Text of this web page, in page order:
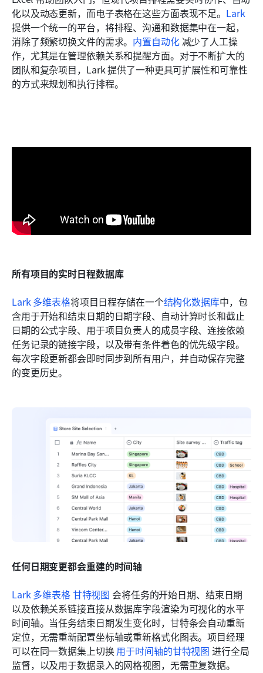
化以及动态更新，而电子表格在这些方面表现不足。 Lark
提供一个统一的平台，将排程、沟通和数据集中在一起，
消除了频繁切换文件的需求。 内置自动化 减少了人工操
作，尤其是在管理依赖关系和提醒方面。对于不断扩大的
团队和复杂项目，Lark 提供了一种更具可扩展性和可靠性
的方式来规划和执行排程。
所有项目的实时日程数据库
Lark 多维表格将项目日程存储在一个结构化数据库中，包
含用于开始和结束日期的日期字段、自动计算时长和截止
日期的公式字段、用于项目负责人的成员字段、连接依赖
任务记录的链接字段，以及带有条件着色的优先级字段。
每次字段更新都会即时同步到所有用户，并自动保存完整
的变更历史。
任何日期变更都会重建的时间轴
Lark 多维表格 甘特视图 会将任务的开始日期、结束日期
以及依赖关系链接直接从数据库字段渲染为可视化的水平
时间轴。当任务结束日期发生变化时，甘特条会自动重新
定位，无需重新配置坐标轴或重新格式化图表。项目经理
可以在同一数据集上切换 用于时间轴的甘特视图 进行全局
监督，以及用于数据录入的网格视图，无需重复数据。